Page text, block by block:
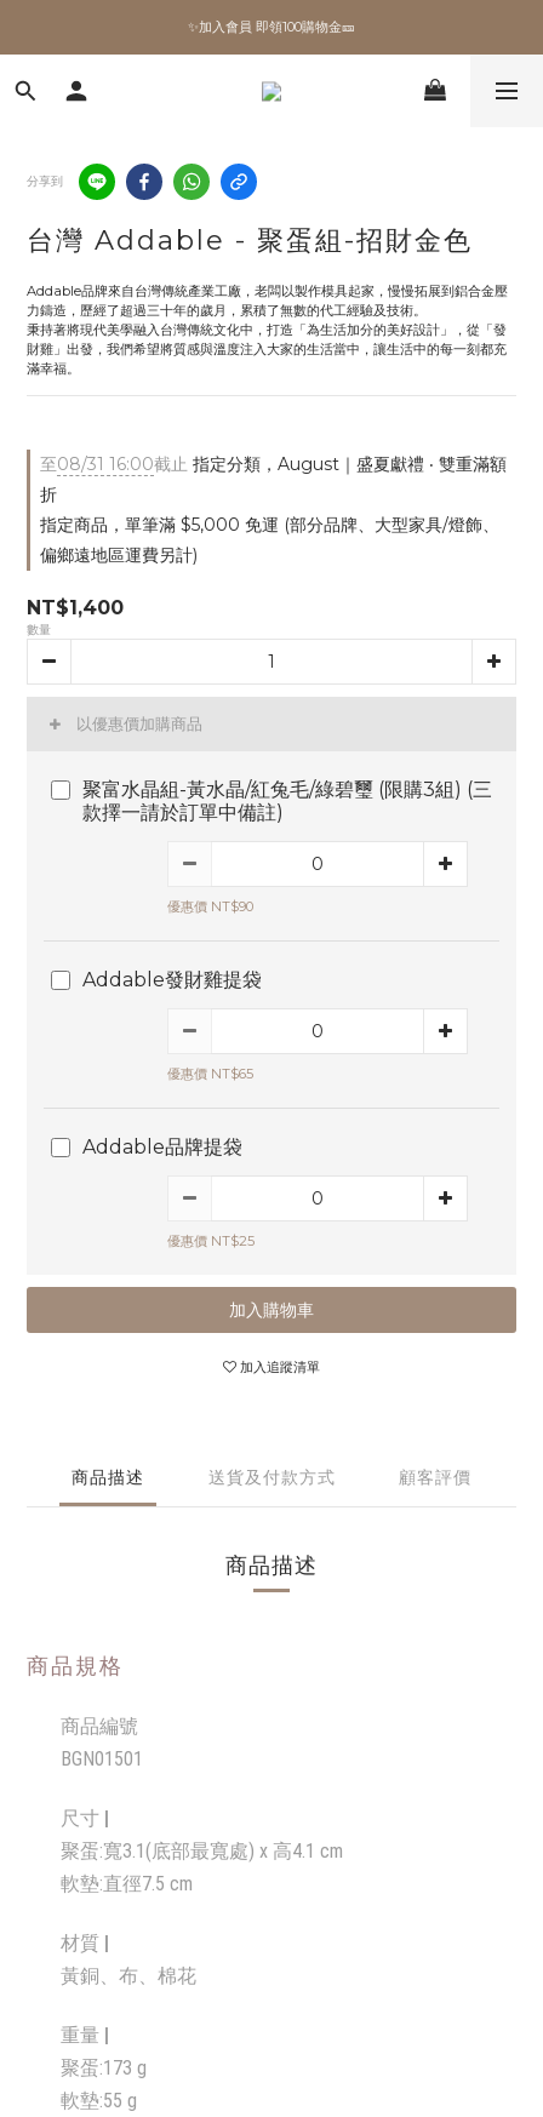
✨加入會員 即領100購物金🎫
✨加入會員 即領100購物金🎫
全館滿額現折🔥
✨加入會員 即領100購物金🎫
分享到
台灣 Addable - 聚蛋組-招財金色
Addable品牌來自台灣傳統產業工廠，老闆以製作模具起家，慢慢拓展到鋁合金壓
力鑄造，歷經了超過三十年的歲月，累積了無數的代工經驗及技術。
秉持著將現代美學融入台灣傳統文化中，打造「為生活加分的美好設計」，從「發
財雞」出發，我們希望將質感與溫度注入大家的生活當中，讓生活中的每一刻都充
滿幸福。
至08/31 16:00截止 指定分類，August｜盛夏獻禮 ‧ 雙重滿額
折
指定商品，單筆滿 $5,000 免運 (部分品牌、大型家具/燈飾、
偏鄉遠地區運費另計)
NT$1,400
數量
以優惠價加購商品
聚富水晶組-黃水晶/紅兔毛/綠碧璽 (限購3組) (三
款擇一請於訂單中備註)
優惠價 NT$90
Addable發財雞提袋
優惠價 NT$65
Addable品牌提袋
優惠價 NT$25
加入購物車
加入追蹤清單
商品描述 送貨及付款方式 顧客評價
商品描述
商品規格
商品編號
BGN01501
尺寸 |
聚蛋:寬3.1(底部最寬處) x 高4.1 cm
軟墊:直徑7.5 cm
材質 |
黃銅、布、棉花
重量 |
聚蛋:173 g
軟墊:55 g